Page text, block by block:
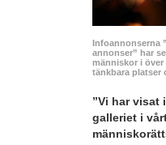
Infoannonserna
annonser” har
människor i över
tänkbara platser
”Vi har visat
galleriet i